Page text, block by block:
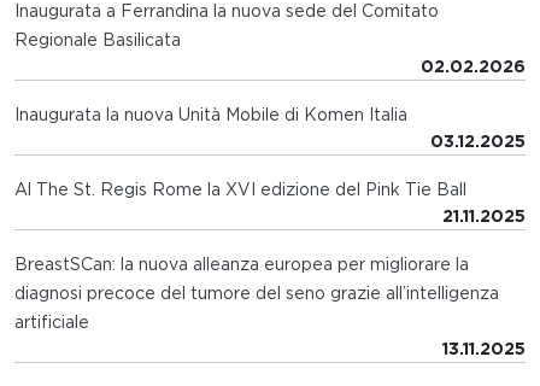
Inaugurata a Ferrandina la nuova sede del Comitato
Regionale Basilicata
02.02.2026
Inaugurata la nuova Unità Mobile di Komen Italia
03.12.2025
Al The St. Regis Rome la XVI edizione del Pink Tie Ball
21.11.2025
BreastSCan: la nuova alleanza europea per migliorare la
diagnosi precoce del tumore del seno grazie all’intelligenza
artificiale
13.11.2025